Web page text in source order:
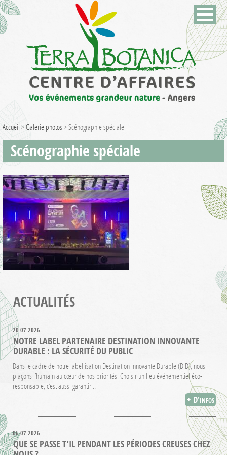
Accueil >Galerie photos>Scénographie spéciale
Scénographie spéciale
ACTUALITÉS
20.07.2026
NOTRE LABEL PARTENAIRE DESTINATION INNOVANTE
DURABLE : LA SÉCURITÉ DU PUBLIC
Dans le cadre de notre labellisation Destination Innovante Durable (DID), nous
plaçons l’humain au cœur de nos priorités. Choisir un lieu événementiel éco-
responsable, c’est aussi garantir…
+ D'infos
06.07.2026
QUE SE PASSE T’IL PENDANT LES PÉRIODES CREUSES CHEZ